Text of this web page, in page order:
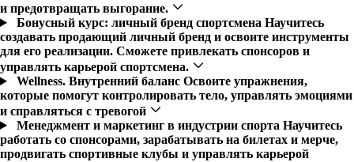
и предотвращать выгорание.
Бонусный курс: личный бренд спортсмена Научитесь
создавать продающий личный бренд и освоите инструменты
для его реализации. Сможете привлекать спонсоров и
управлять карьерой спортсмена.
Wellness. Внутренний баланс Освоите упражнения,
которые помогут контролировать тело, управлять эмоциями
и справляться с тревогой
Менеджмент и маркетинг в индустрии спорта Научитесь
работать со спонсорами, зарабатывать на билетах и мерче,
продвигать спортивные клубы и управлять карьерой